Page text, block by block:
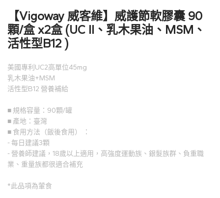
【Vigoway 威客維】威護節軟膠囊 90
顆/盒 x2盒 (UC II、乳木果油、MSM、
活性型B12 )
美國專利UC2高單位45mg
乳木果油+MSM
活性型B12 營養補給
■ 規格容量：90顆/罐
■ 產地：臺灣
■ 食用方法（飯後食用） ：
- 每日建議3顆
- 營養師建議，18歲以上適用，高強度運動族、銀髮族群、負重職
業、重量族都很適合補充
*此品項為葷食